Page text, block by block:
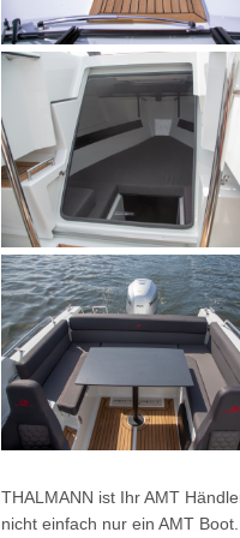
THALMANN ist Ihr AMT
nicht einfach nur ein AMT